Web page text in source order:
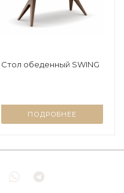
Стол обеденный SWING
ПОДРОБНЕЕ